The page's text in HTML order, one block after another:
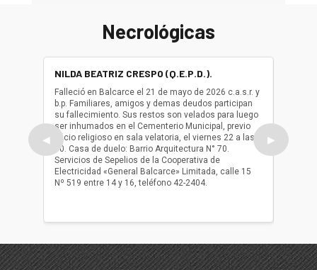
Necrológicas
◀
NILDA BEATRIZ CRESPO (Q.E.P.D.).
Falleció en Balcarce el 21 de mayo de 2026 c.a.s.r. y
b.p. Familiares, amigos y demas deudos participan
su fallecimiento. Sus restos son velados para luego
ser inhumados en el Cementerio Municipal, previo
oficio religioso en sala velatoria, el viernes 22 a las
10. Casa de duelo: Barrio Arquitectura N° 70.
Servicios de Sepelios de la Cooperativa de
Electricidad «General Balcarce» Limitada, calle 15
Nº 519 entre 14 y 16, teléfono 42-2404.
ser
oficio
▶